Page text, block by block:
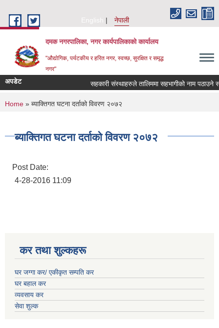
English
नेपाली
दमक नगरपालिका, नगर कार्यपालिकाको कार्यालय
"औद्योगिक, पर्यटकीय र हरित नगर, स्वच्छ, सुरक्षित र समृद्ध
नगर"
अपडेट सहकारी संस्थाहरुले तालिममा सहभागीको नाम पठाउने
You are here
Home » ब्याक्तिगत घटना दर्ताको विवरण २०७२
ब्याक्तिगत घटना दर्ताको विवरण २०७२
Post Date:
4-28-2016 11:09
कर तथा शुल्कहरू
घर जग्गा कर/ एकीकृत सम्पति कर
घर बहाल कर
व्यवसाय कर
सेवा शुल्क